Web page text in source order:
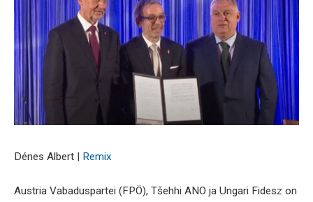
Dénes Albert | Remix
Austria Vabaduspartei (FPÖ), Tšehhi ANO ja Ungari Fidesz on